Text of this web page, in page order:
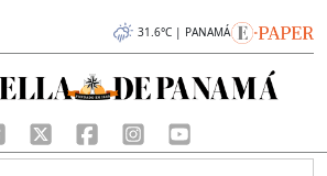
31.6°C | PANAMÁ